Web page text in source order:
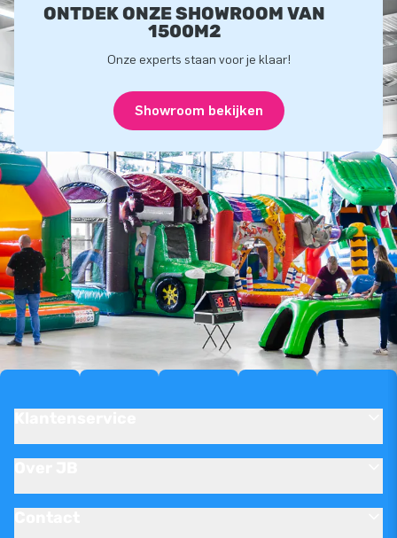
ONTDEK ONZE SHOWROOM VAN
1500M2
Onze experts staan voor je klaar!
Showroom bekijken